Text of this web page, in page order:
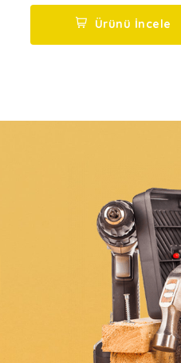
5
Ürünü İncele